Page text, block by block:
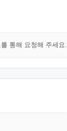
통해 요청해 주세요.